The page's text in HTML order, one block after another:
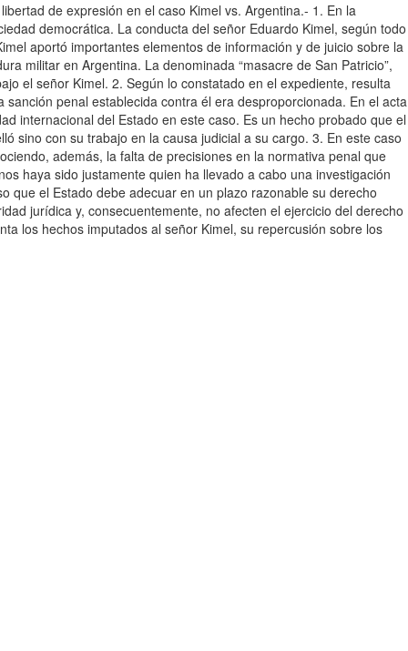
de expresión en el caso Kimel vs. Argentina.- 1. En la
democrática. La conducta del señor Eduardo Kimel, según todo
aportó importantes elementos de información y de juicio sobre la
militar en Argentina. La denominada “masacre de San Patricio”,
el señor Kimel. 2. Según lo constatado en el expediente, resulta
penal establecida contra él era desproporcionada. En el acta
internacional del Estado en este caso. Es un hecho probado que el
sino con su trabajo en la causa judicial a su cargo. 3. En este caso
además, la falta de precisiones en la normativa penal que
haya sido justamente quien ha llevado a cabo una investigación
que el Estado debe adecuar en un plazo razonable su derecho
jurídica y, consecuentemente, no afecten el ejercicio del derecho
los hechos imputados al señor Kimel, su repercusión sobre los